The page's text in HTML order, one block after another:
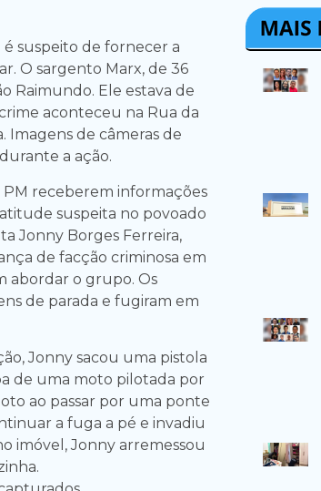
suspeito de fornecer a
O sargento Marx, de 36
Raimundo. Ele estava de
aconteceu na Rua da
Imagens de câmeras de
a ação.
PM receberem informações
suspeita no povoado
Jonny Borges Ferreira,
de facção criminosa em
abordar o grupo. Os
de parada e fugiram em
Jonny sacou uma pistola
de uma moto pilotada por
ao passar por uma ponte
a fuga a pé e invadiu
imóvel, Jonny arremessou